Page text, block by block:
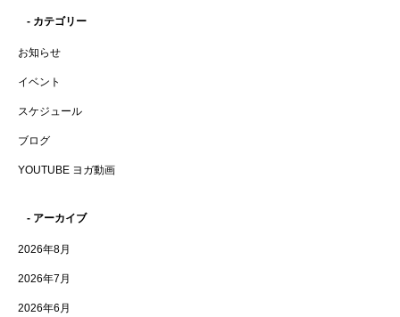
- カテゴリー
お知らせ
イベント
スケジュール
ブログ
YOUTUBE ヨガ動画
- アーカイブ
2026年8月
2026年7月
2026年6月